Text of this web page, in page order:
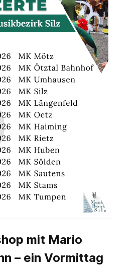
mit Mario
– ein Vormittag